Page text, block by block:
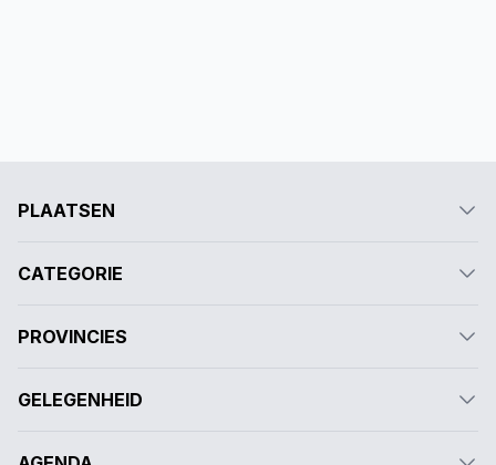
PLAATSEN
CATEGORIE
PROVINCIES
GELEGENHEID